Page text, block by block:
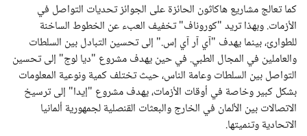
كما تعالج مشاريع هاكاثون الحائزة على الجوائز تحديات التواصل في
الأزمات. وبهذا تريد "كوروناف" تخفيف العبء عن الخطوط الساخنة
للطوارئ، بينما يهدف "آي آر آي إس." إلى تحسين التبادل بين السلطات
والعاملين في المجال الطبي. في حين يهدف مشروع "ديا لوج" إلى تحسين
التواصل بين السلطات وعامة الناس، حيث تختلف كمية ونوعية المعلومات
بشكل كبير وخاصة في أوقات الأزمات، يهدف مشروع "إيدا" إلى ترسيخ
الاتصالات بين الألمان في الخارج والبعثات القنصلية لجمهورية ألمانيا
الاتحادية وتنميتها.